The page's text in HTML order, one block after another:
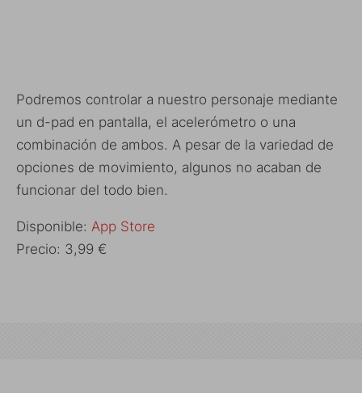
Podremos controlar a nuestro personaje mediante
un d-pad en pantalla, el acelerómetro o una
combinación de ambos. A pesar de la variedad de
opciones de movimiento, algunos no acaban de
funcionar del todo bien.
Disponible: App Store
Precio: 3,99 €